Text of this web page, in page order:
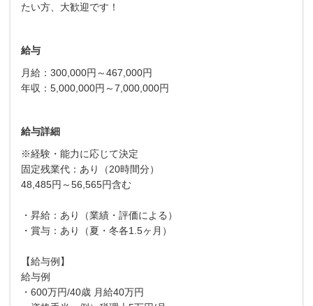
たい方、大歓迎です！
給与
月給：300,000円～467,000円
年収：5,000,000円～7,000,000円
給与詳細
※経験・能力に応じて決定
固定残業代：あり（20時間分）
48,485円～56,565円含む
・昇給：あり（業績・評価による）
・賞与：あり（夏・冬各1.5ヶ月）
【給与例】
給与例
・600万円/40歳 月給40万円